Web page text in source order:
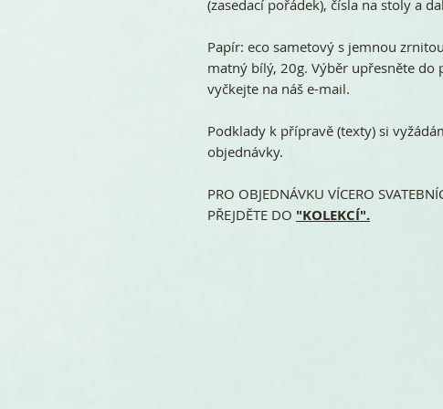
(zasedací pořádek), čísla na stoly a
Papír: eco sametový s jemnou
matný bílý, 20g. Výběr upřesněte do
vyčkejte na náš e-mail.
Podklady k přípravě (texty) si
objednávky.
PRO OBJEDNÁVKU VÍCERO
PŘEJDĚTE DO "KOLEKCÍ".